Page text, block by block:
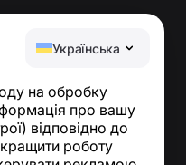
Українська
на обробку
про вашу
відповідно до
роботу